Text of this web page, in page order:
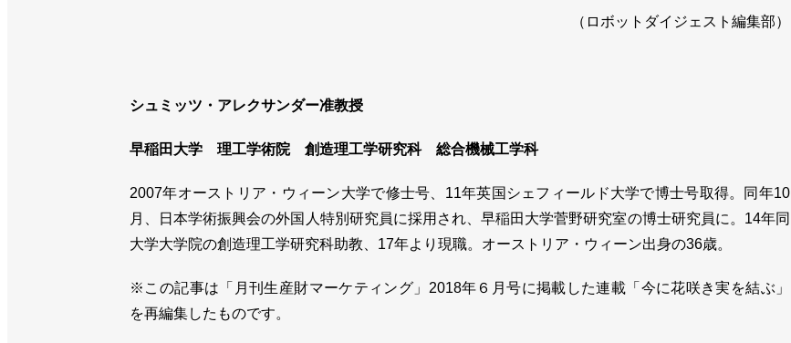
（ロボットダイジェスト編集部）
シュミッツ・アレクサンダー准教授
早稲田大学 理工学術院 創造理工学研究科 総合機械工学科
2007年オーストリア・ウィーン大学で修士号、11年英国シェフィールド大学で博士号取得。同年10
月、日本学術振興会の外国人特別研究員に採用され、早稲田大学菅野研究室の博士研究員に。14年同
大学大学院の創造理工学研究科助教、17年より現職。オーストリア・ウィーン出身の36歳。
※この記事は「月刊生産財マーケティング」2018年６月号に掲載した連載「今に花咲き実を結ぶ」
を再編集したものです。